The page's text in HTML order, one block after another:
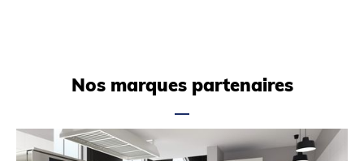
Nos marques partenaires